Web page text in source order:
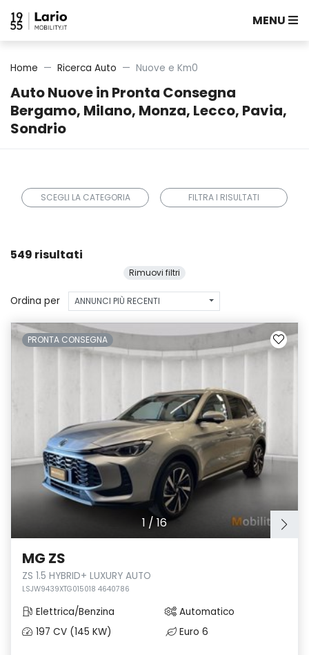
MENU
Auto Nuove in Pronta Consegna
Bergamo, Milano, Monza, Lecco, Pavia,
Sondrio
Home Ricerca Auto Nuove e Km0
SCEGLI LA CATEGORIA FILTRA I RISULTATI
549 risultati
Rimuovi filtri
Ordina per ANNUNCI PIÙ RECENTI
1 /16
PRONTA CONSEGNA
MG ZS
ZS 1.5 HYBRID+ LUXURY AUTO
LSJW9439XTG015018 4640786
Elettrica/Benzina
Automatico
197 CV (145 KW)
Euro 6